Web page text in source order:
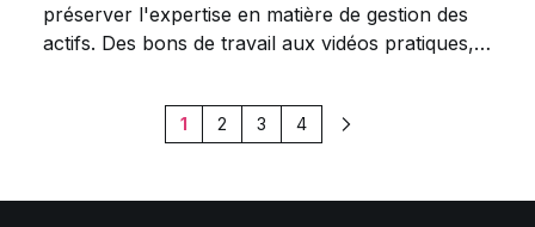
préserver l'expertise en matière de gestion des
actifs. Des bons de travail aux vidéos pratiques,
eaux de la ville d'Orléans.
1 2 3 4 Suivant